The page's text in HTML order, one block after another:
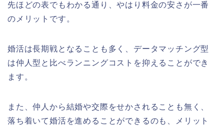
先ほどの表でもわかる通り、やはり料金の安さが一番
のメリットです。
婚活は長期戦となることも多く、データマッチング型
は仲人型と比べランニングコストを抑えることができ
ます。
また、仲人から結婚や交際をせかされることも無く、
落ち着いて婚活を進めることができるのも、メリット